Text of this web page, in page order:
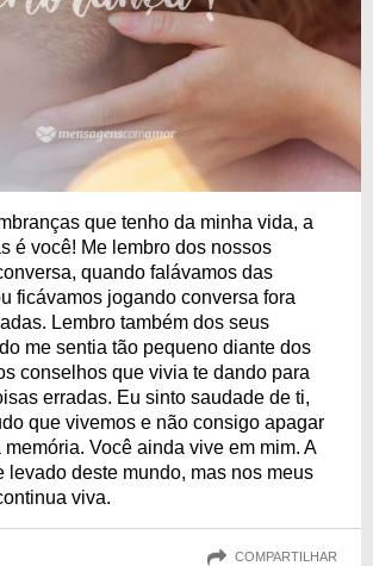
que tenho da minha vida, a
é você! Me lembro dos nossos
quando falávamos das
ficávamos jogando conversa fora
Lembro também dos seus
me sentia tão pequeno diante dos
conselhos que vivia te dando para
erradas. Eu sinto saudade de ti,
que vivemos e não consigo apagar
Você ainda vive em mim. A
levado deste mundo, mas nos meus
viva.
COMPARTILHAR